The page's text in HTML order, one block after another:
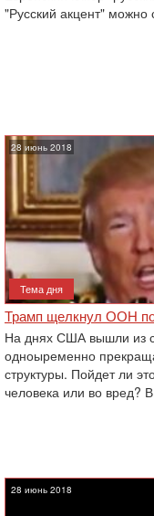
"Русский акцент" можно
28 июнь 2018
Тема дня
Трамп щелкнул ООН
На днях США вышли из
одноыременно
структуры. Пойдет ли
‎человека или во вред? В
28 июнь 2018